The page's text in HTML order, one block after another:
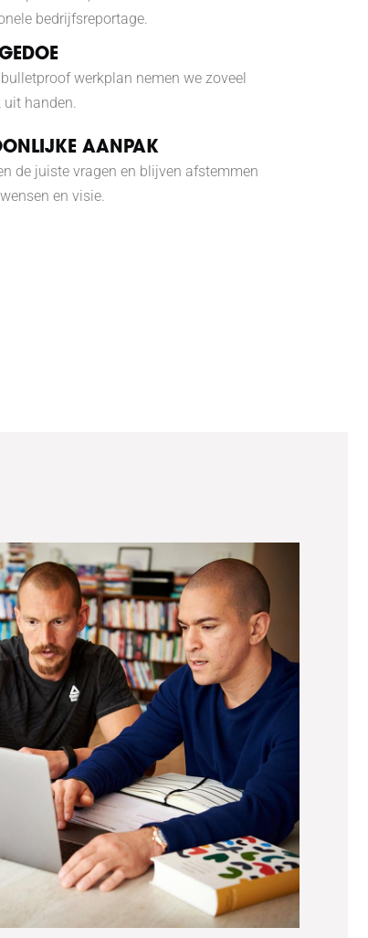
bedrijfsreportage.
werkplan nemen we zoveel
uit handen.
AANPAK
de juiste vragen en blijven afstemmen
en visie.